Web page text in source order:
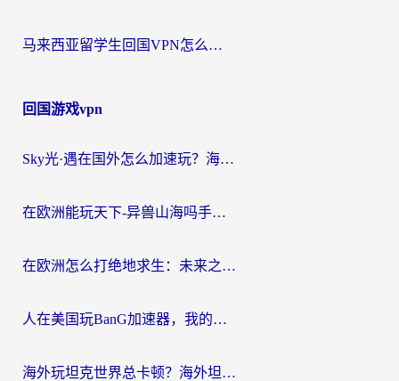
马来西亚留学生回国VPN怎么选？3个避坑点+1款实测好用的加速器推荐
回国游戏vpn
Sky光·遇在国外怎么加速玩？海外党亲测有效的国服游戏加速指南
在欧洲能玩天下-异兽山海吗手游？海外玩家的加速器生存指南
在欧洲怎么打绝地求生：未来之役不卡？留学生亲测的加速器避坑指南
人在美国玩BanG加速器，我的延迟终于绿了
海外玩坦克世界总卡顿？海外坦克世界加速器有哪些？实测好用的选择在这里